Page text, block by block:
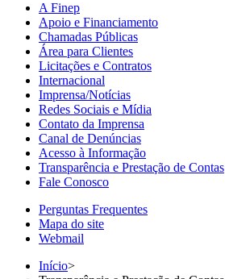
A Finep
Apoio e Financiamento
Chamadas Públicas
Área para Clientes
Licitações e Contratos
Internacional
Imprensa/Notícias
Redes Sociais e Mídia
Contato da Imprensa
Canal de Denúncias
Acesso à Informação
Transparência e Prestação de Contas
Fale Conosco
Perguntas Frequentes
Mapa do site
Webmail
Início>